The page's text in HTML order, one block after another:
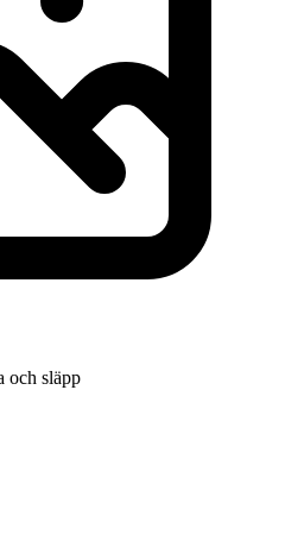
och släpp